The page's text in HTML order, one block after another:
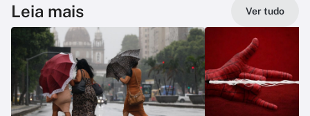
Leia mais Ver tudo